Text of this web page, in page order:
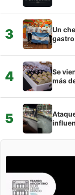
3
Un
4
Se
más
5